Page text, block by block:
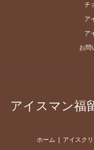
チ
ア
ア
お問
アイスマン福
ホーム アイスク